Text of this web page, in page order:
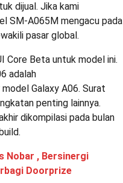
dijual. Jika kami
SM-A065M mengacu pada
pasar global.
Core Beta untuk model ini.
adalah
model Galaxy A06. Surat
penting lainnya.
dikompilasi pada bulan
Nobar , Bersinergi
Doorprize